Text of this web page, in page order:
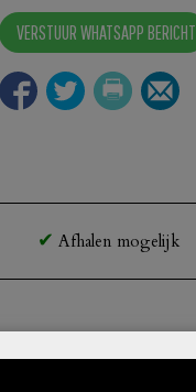
aantal
VERSTUUR WHATSAPP BERICHT
Afhalen mogelijk